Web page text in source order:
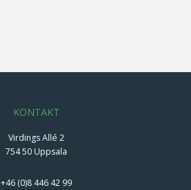
KONTAKT
Virdings Allé 2
754 50 Uppsala
+46 (0)8 446 42 99